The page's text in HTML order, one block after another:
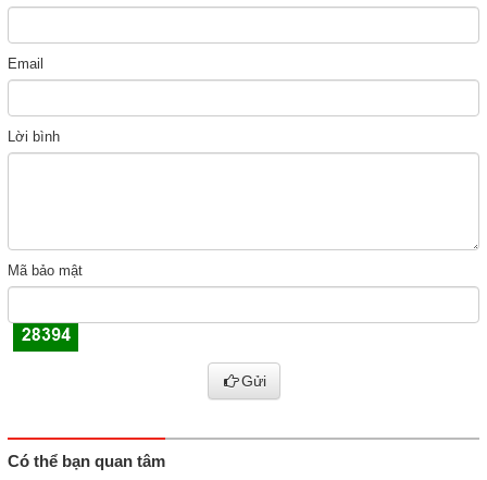
Email
Lời bình
Mã bảo mật
Gửi
Có thể bạn quan tâm